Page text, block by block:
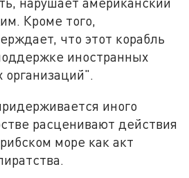
Кроме того,
что этот корабль
иностранных
организаций".
иного
расценивают действия
море как акт